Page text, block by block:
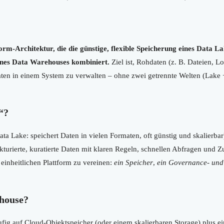
Architektur, die die günstige, flexible Speicherung eines Data
Data Warehouses kombiniert. Ziel ist, Rohdaten (z. B. Dateien,
in einem System zu verwalten – ohne zwei getrennte Welten
Lake: speichert Daten in vielen Formaten, oft günstig und
kuratierte Daten mit klaren Regeln, schnellen Abfragen und
Plattform zu vereinen: ein Speicher, ein Governance-